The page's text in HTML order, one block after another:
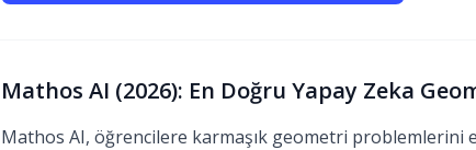
Mathos AI (2026): En Doğru Yapay Zeka
Mathos AI, öğrencilere karmaşık geometri problemlerini